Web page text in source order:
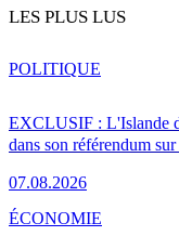
LES PLUS LUS
EXCLUSIF : L'Islande
dans son référendum
07.08.2026
POLITIQUE
ÉCONOMIE